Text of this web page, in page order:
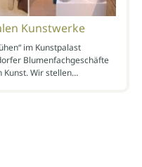
Kunstwerke
im Kunstpalast
Blumenfachgeschäfte
Kunst. Wir stellen…